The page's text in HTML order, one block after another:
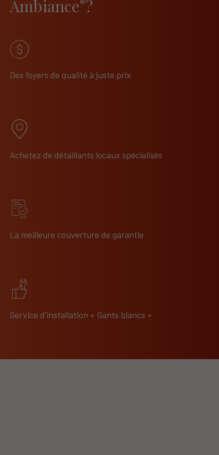
Ambiance®?
Des foyers de qualité à juste prix
Achetez de détaillants locaux spécialisés
La meilleure couverture de garantie
Service d’installation « Gants blancs »